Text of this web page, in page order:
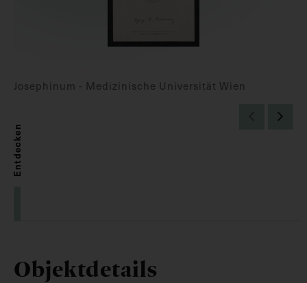
Josephinum - Medizinische Universität Wien
Entdecken
Objektdetails